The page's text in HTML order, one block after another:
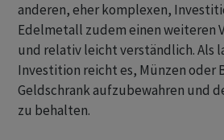
anderen, eher komplexen,
Edelmetall zudem einen weiteren
und relativ leicht verständlich. Als
Investition reicht es, Münzen oder
Geldschrank aufzubewahren und
zu behalten.